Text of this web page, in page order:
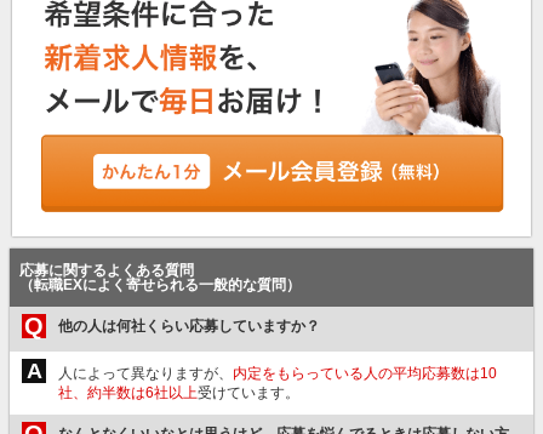
応募に関するよくある質問
（転職EXによく寄せられる一般的な質問）
Q 他の人は何社くらい応募していますか？
A 人によって異なりますが、 内定をもらっている人の平均応募数は10
社、約半数は6社以上受けています。